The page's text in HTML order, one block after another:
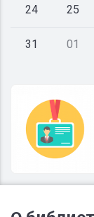
24 25
31 01